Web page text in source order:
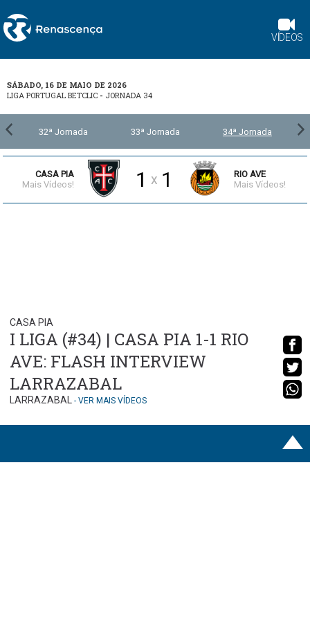
VÍDEOS
SÁBADO, 16 DE MAIO DE 2026
LIGA PORTUGAL BETCLIC - JORNADA 34
32ª Jornada 33ª Jornada 34ª Jornada
CASA PIA
Mais Vídeos!
1 x 1
RIO AVE
Mais Vídeos!
CASA PIA
I LIGA (#34) | CASA PIA 1-1 RIO
AVE: FLASH INTERVIEW
LARRAZABAL
LARRAZABAL- VER MAIS VÍDEOS